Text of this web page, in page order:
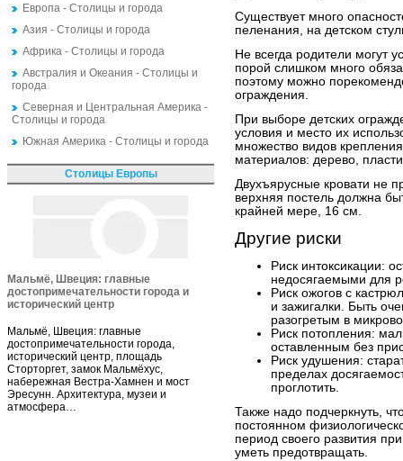
Европа - Столицы и города
Азия - Столицы и города
Африка - Столицы и города
Австралия и Океания - Столицы и
города
Северная и Центральная Америка -
Столицы и города
Южная Америка - Столицы и города
Столицы Европы
Мальмё, Швеция: главные
достопримечательности города и
исторический центр
Мальмё, Швеция: главные
достопримечательности города,
исторический центр, площадь
Сторторгет, замок Мальмёхус,
набережная Вестра-Хамнен и мост
Эресунн. Архитектура, музеи и
атмосфера…
Существует много
пеленания, на детском
Не всегда родители могут
порой слишком много
поэтому можно
ограждения.
При выборе детских
условия и место их
множество видов
материалов: дерево,
Двухъярусные кровати не
верхняя постель должна
крайней мере, 16 см.
Другие риски
Риск интоксикации:
недосягаемыми для
Риск ожогов с
и зажигалки. Быть
разогретым в
Риск потопления:
оставленным без
Риск удушения:
пределах
проглотить.
Также надо подчеркнуть,
постоянном
период своего развития
уметь предотвращать.